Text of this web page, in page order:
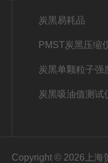
炭黑易耗品
PMST炭黑压缩
炭黑单颗粒子强
炭黑吸油值测试
Copyright © 2026上海